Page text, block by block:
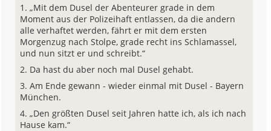
„Mit dem Dusel der Abenteurer grade in dem
Moment aus der Polizeihaft entlassen, da die andern
alle verhaftet werden, fährt er mit dem ersten
Morgenzug nach Stolpe, grade recht ins Schlamassel,
und nun sitzt er und schreibt.“
Da hast du aber noch mal Dusel gehabt.
Am Ende gewann - wieder einmal mit Dusel - Bayern
München.
„Den größten Dusel seit Jahren hatte ich, als ich nach
Hause kam.“